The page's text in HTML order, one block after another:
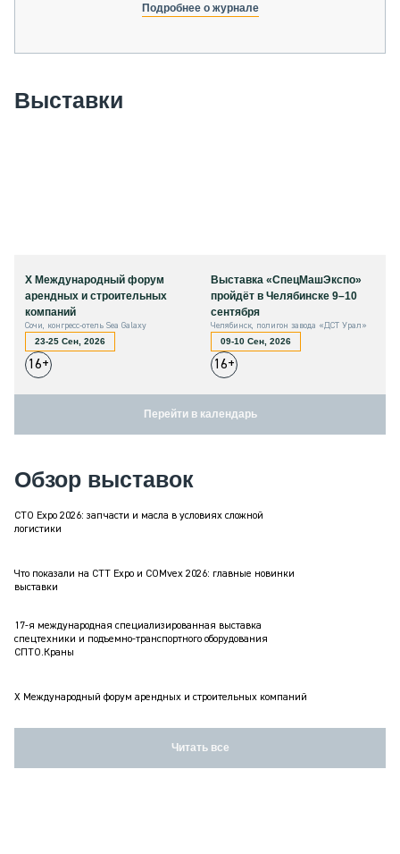
Подробнее о журнале
Выставки
X Международный форум
арендных и строительных
компаний
Сочи, конгресс-отель Sea Galaxy
23-25 Сен, 2026
16+
Выставка «СпецМашЭкспо»
пройдёт в Челябинске 9–10
сентября
Челябинск, полигон завода «ДСТ Урал»
09-10 Сен, 2026
16+
Перейти в календарь
Обзор выставок
СТО Expo 2026: запчасти и масла в условиях сложной
логистики
Что показали на CTT Expo и COMvex 2026: главные новинки
выставки
17-я международная специализированная выставка
спецтехники и подъемно-транспортного оборудования
СПТО.Краны
X Международный форум арендных и строительных компаний
Читать все